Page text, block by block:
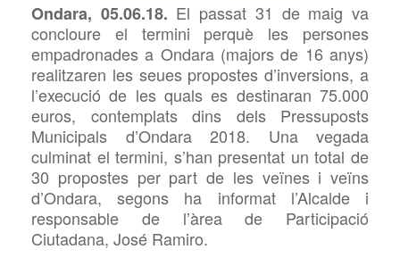
Ondara, 05.06.18. El passat 31 de maig va
concloure el termini perquè les persones
empadronades a Ondara (majors de 16 anys)
realitzaren les seues propostes d’inversions, a
l’execució de les quals es destinaran 75.000
euros, contemplats dins dels Pressuposts
Municipals d’Ondara 2018. Una vegada
culminat el termini, s’han presentat un total de
30 propostes per part de les veïnes i veïns
d’Ondara, segons ha informat l’Alcalde i
responsable de l’àrea de Participació
Ciutadana, José Ramiro.